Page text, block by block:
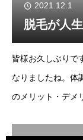
2021.12.1
脱毛が人
皆様お久しぶりで
なりましたね。体
のメリット・デメ
合、髭剃りの手間